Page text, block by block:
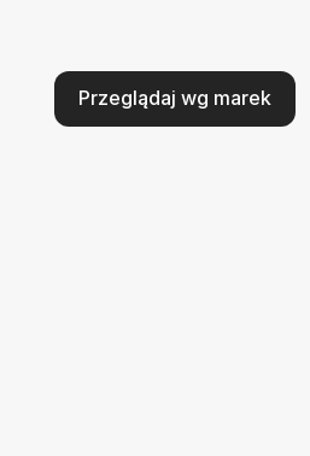
Przeglądaj wg marek